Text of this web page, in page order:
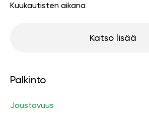
Kuukautisten aikana
Katso lisää
Palkinto
Joustavuus